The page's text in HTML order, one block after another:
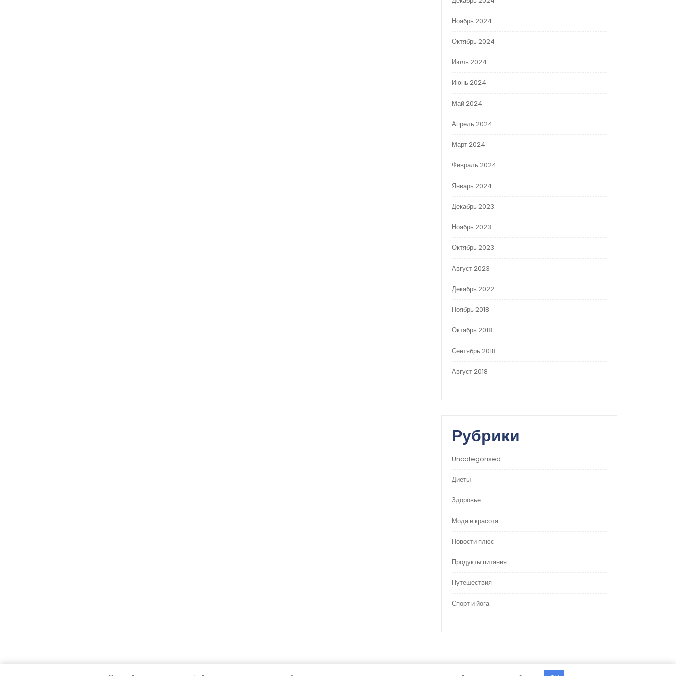
Ноябрь 2024
Октябрь 2024
Июль 2024
Июнь 2024
Май 2024
Апрель 2024
Март 2024
Февраль 2024
Январь 2024
Декабрь 2023
Ноябрь 2023
Октябрь 2023
Август 2023
Декабрь 2022
Ноябрь 2018
Октябрь 2018
Сентябрь 2018
Август 2018
Рубрики
Uncategorised
Диеты
Здоровье
Мода и красота
Новости плюс
Продукты питания
Путешествия
Спорт и йога